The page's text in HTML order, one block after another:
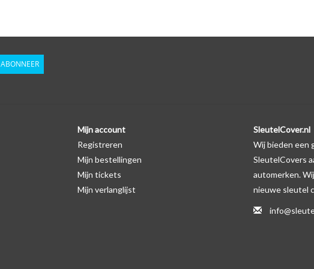
autosleutel hoesje, waardoor het logo in de meeste gevallen op de originele
zichtbaar is. U kunt dit zelf nagaan door op de productfoto te kijken of er een
Merk: SleutelCover
Geschikt voor: Nissan
Gewicht: 20g
ABONNEER
Mijn account
Registreren
Mijn bestellingen
Mijn tickets
Mijn verlanglijst
SleutelCover.nl
Wij bieden een
SleutelCovers
automerken.
nieuwe sleutel